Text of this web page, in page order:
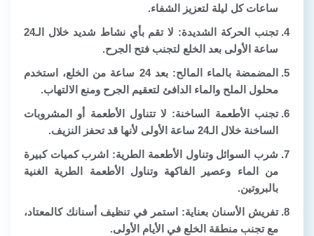
ساعات كل ليلة لتعزيز الشفاء.
تجنب الحركة الشديدة: لا تقم بأي نشاط شديد خلال الـ24
ساعة الأولى بعد الخلع لتجنب فتح الجرح.
المضمضة بالماء المالح: بعد 24 ساعة من الخلع، استخدم
محلول الملح والماء الدافئ لتعقيم الجرح ومنع الالتهاب.
تجنب الأطعمة الساخنة: لا تتناول الأطعمة أو المشروبات
الساخنة خلال الـ24 ساعة الأولى لأنها قد تحفز النزيف.
شرب السوائل وتناول الأطعمة الطرية: اشرب كميات كبيرة
من الماء وعصير الفاكهة وتناول الأطعمة الطرية الغنية
بالبروتين.
تفريش الأسنان بعناية: استمر في تنظيف أسنانك كالمعتاد،
مع تجنب منطقة الخلع في الأيام الأولى.